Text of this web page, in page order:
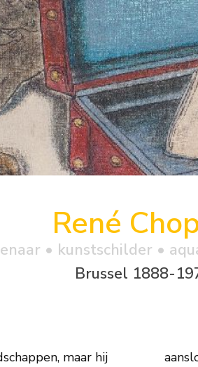
René
• kunstschilder •
Brussel 1888-
maar hij
krijgt zijn werk